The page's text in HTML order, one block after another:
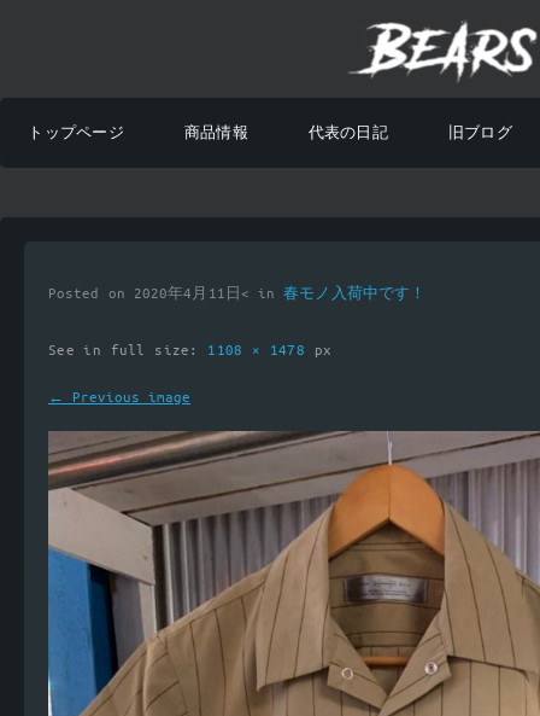
トップページ 商品情報 代表の日記 旧ブログ
Posted on 2020年4月11日< in春モノ入荷中です！
See in full size: 1108 × 1478 px
← Previous image